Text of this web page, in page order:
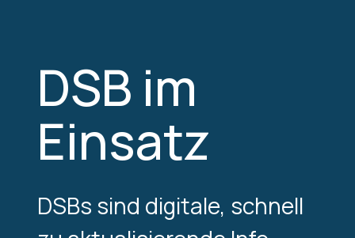
DSB im
Einsatz
DSBs sind digitale, schnell